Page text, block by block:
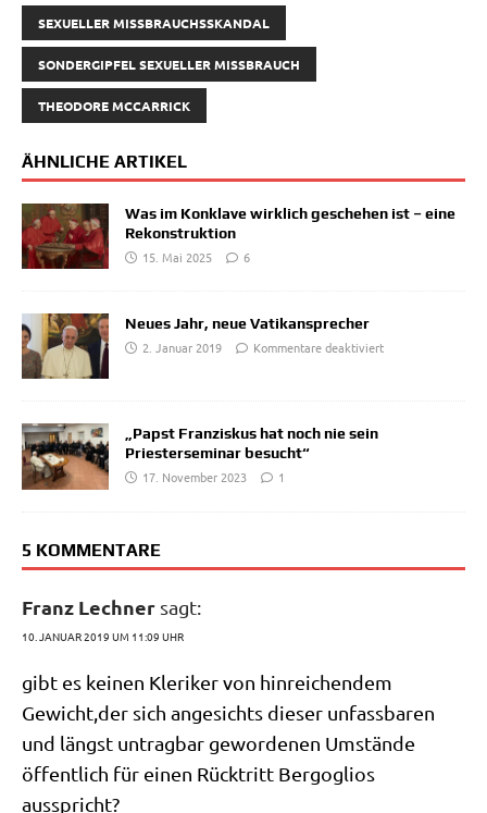
SEXUELLER MISSBRAUCHSSKANDAL
SONDERGIPFEL SEXUELLER MISSBRAUCH
THEODORE MCCARRICK
ÄHNLICHE ARTIKEL
Was im Konklave wirklich geschehen ist – eine
Rekonstruktion
15. Mai 2025
6
Neues Jahr, neue Vatikansprecher
2. Januar 2019
Kommentare deaktiviert
„Papst Franziskus hat noch nie sein
Priesterseminar besucht“
17. November 2023
1
5 KOMMENTARE
Franz Lechner sagt:
10. JANUAR 2019 UM 11:09 UHR
gibt es kei­nen Kle­ri­ker von hin­rei­chen­dem
Gewicht,der sich ange­sichts die­ser unfass­ba­ren
und längst untrag­bar gewor­de­nen Umstän­de
öffent­lich für einen Rück­tritt Berg­o­gli­os
ausspricht?